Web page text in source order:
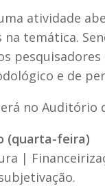
atividade
na temática.
e de
no Auditório
(quarta-feira)
|